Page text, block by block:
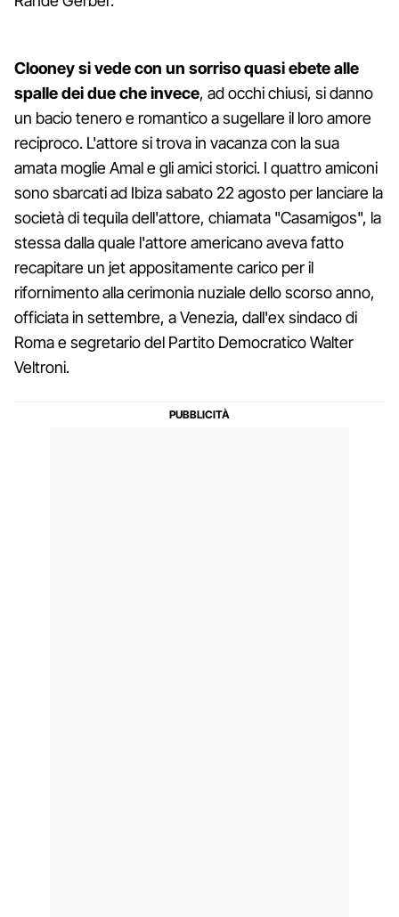
Clooney si vede con un sorriso quasi ebete alle
spalle dei due che invece, ad occhi chiusi, si danno
un bacio tenero e romantico a sugellare il loro amore
reciproco. L'attore si trova in vacanza con la sua
amata moglie Amal e gli amici storici. I quattro amiconi
sono sbarcati ad Ibiza sabato 22 agosto per lanciare la
società di tequila dell'attore, chiamata "Casamigos", la
stessa dalla quale l'attore americano aveva fatto
recapitare un jet appositamente carico per il
rifornimento alla cerimonia nuziale dello scorso anno,
officiata in settembre, a Venezia, dall'ex sindaco di
Roma e segretario del Partito Democratico Walter
Veltroni.